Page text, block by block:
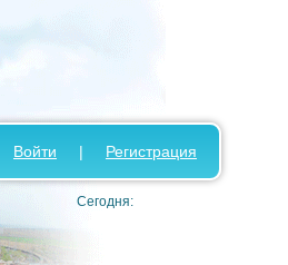
Войти | Регистрация
Сегодня: